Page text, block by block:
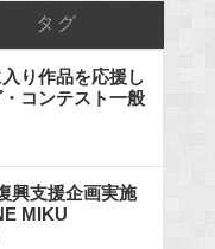
タグ
り作品を応援し
コンテスト一般
興支援企画実施
MIKU